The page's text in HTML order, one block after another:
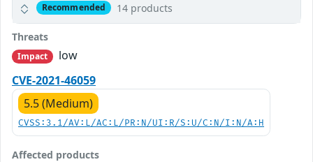
Recommended 14 products
Threats
Impact
low
CVE-2021-46059
5.5 (Medium)
CVSS:3.1/AV:L/AC:L/PR:N/UI:R/S:U/C:N/I:N/A:H
Affected products